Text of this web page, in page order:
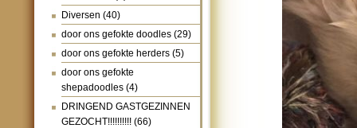
Diversen (40)
door ons gefokte doodles (29)
door ons gefokte herders (5)
door ons gefokte
shepadoodles (4)
DRINGEND GASTGEZINNEN
GEZOCHT!!!!!!!!!! (66)